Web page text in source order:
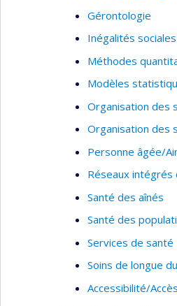
Gérontologie
Inégalités sociales
Méthodes
Modèles
Organisation des
Organisation des
Personne âgée/
Réseaux intégrés
Santé des aînés
Santé des
Services de santé
Soins de longue
Accessibilité/